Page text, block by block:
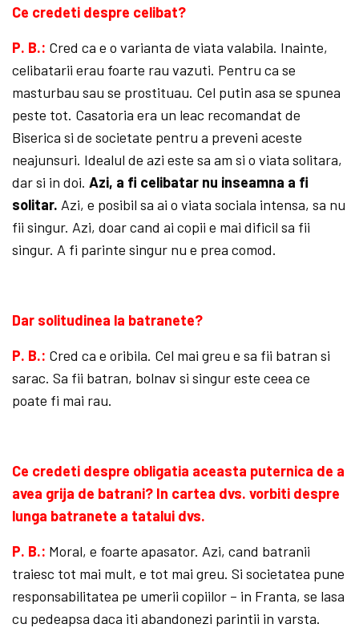
Ce credeti despre celibat?
P. B.: Cred ca e o varianta de viata valabila. Inainte,
celibatarii erau foarte rau vazuti. Pentru ca se
masturbau sau se prostituau. Cel putin asa se spunea
peste tot. Casatoria era un leac recomandat de
Biserica si de societate pentru a preveni aceste
neajunsuri. Idealul de azi este sa am si o viata solitara,
dar si in doi.Azi, a fi celibatar nu inseamna a fi
solitar. Azi, e posibil sa ai o viata sociala intensa, sa nu
fii singur. Azi, doar cand ai copii e mai dificil sa fii
singur. A fi parinte singur nu e prea comod.
Dar solitudinea la batranete?
P. B.: Cred ca e oribila. Cel mai greu e sa fii batran si
sarac. Sa fii batran, bolnav si singur este ceea ce
poate fi mai rau.
Ce credeti despre obligatia aceasta puternica de a
avea grija de batrani? In cartea dvs. vorbiti despre
lunga batranete a tatalui dvs.
P. B.: Moral, e foarte apasator. Azi, cand batranii
traiesc tot mai mult, e tot mai greu. Si societatea pune
responsabilitatea pe umerii copiilor – in Franta, se lasa
cu pedeapsa daca iti abandonezi parintii in varsta.